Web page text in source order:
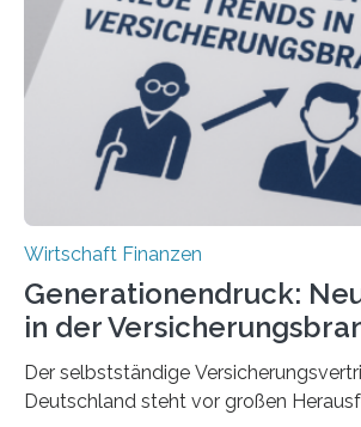
Wirtschaft Finanzen
Generationendruck:
in der
Der selbstständige
Deutschland steht vor großen